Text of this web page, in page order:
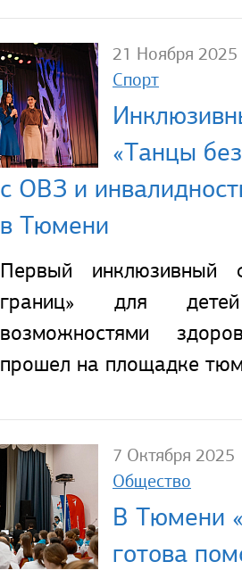
21 Ноября 2025
Спорт
«Танцы
с ОВЗ и
в Тюмени
Первый инклюзивный
границ» для
возможностями
прошел на площадке
7 Октября 2025
Общество
В Тюмени
готова